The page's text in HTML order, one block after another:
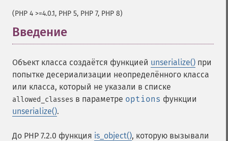
(PHP 4 >=4.0.1, PHP 5, PHP 7, PHP 8)
Введение
Объект класса создаётся функцией unserialize() при
попытке десериализации неопределённого класса
или класса, который не указали в списке
allowed_classes в параметре options функции
unserialize().
До PHP 7.2.0 функция is_object(), которую вызывали